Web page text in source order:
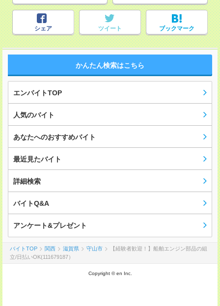
シェア ツイート ブックマーク
かんたん検索はこちら
エンバイトTOP
人気のバイト
あなたへのおすすめバイト
最近見たバイト
詳細検索
バイトQ&A
アンケート&プレゼント
バイトTOP 関西 滋賀県 守山市
【経験者歓迎！】船舶エンジン部品の組
立/日払いOK(111679187）
Copyright © en Inc.